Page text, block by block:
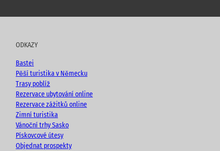
u
b
e
c
o
o
k
s
a
m
o
ODKAZY
Bastei
Pěší turistika v Německu
Trasy poblíž
Rezervace ubytování online
Rezervace zážitků online
Zimní turistika
Vánoční trhy Sasko
Pískovcové útesy
Objednat prospekty